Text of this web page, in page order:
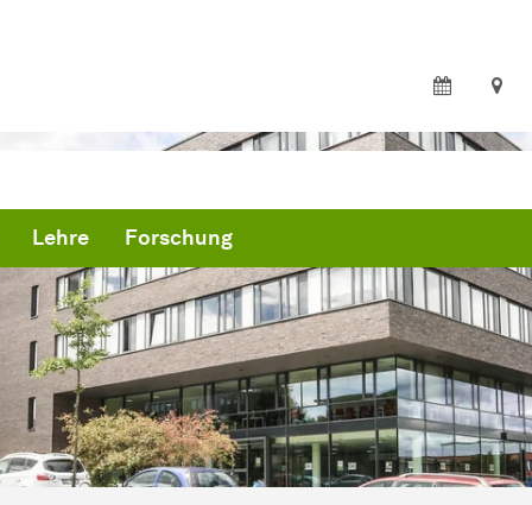
Lehre Forschung